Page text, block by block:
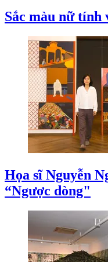
Sắc màu nữ tính
Họa sĩ Nguyễn
“Ngược dòng"